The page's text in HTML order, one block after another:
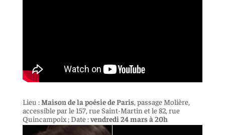
Lieu :Maison de la poésie de Paris, passage Molière,
accessible par le 157, rue Saint-Martin et le 82, rue
Quincampoix ; Date :vendredi 24 mars à 20h